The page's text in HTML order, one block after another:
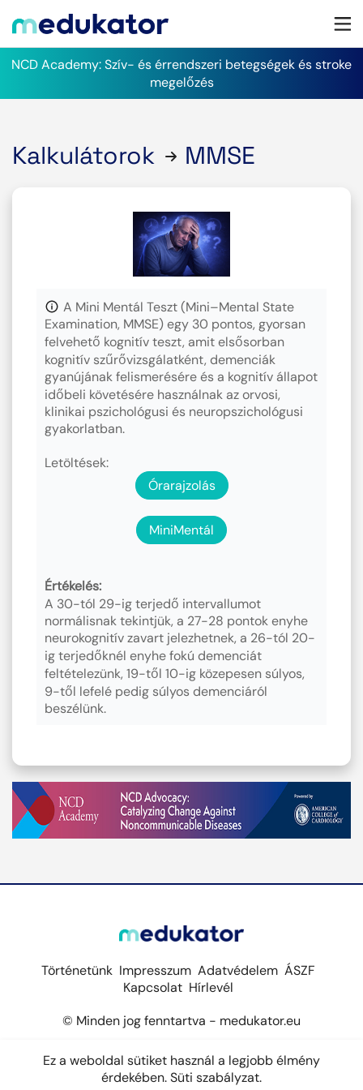
NCD Academy: Szív- és érrendszeri betegségek és stroke
megelőzés
Kalkulátorok MMSE
A Mini Mentál Teszt (Mini–Mental State
Examination, MMSE) egy 30 pontos, gyorsan
felvehető kognitív teszt, amit elsősorban
kognitív szűrővizsgálatként, demenciák
gyanújának felismerésére és a kognitív állapot
időbeli követésére használnak az orvosi,
klinikai pszichológusi és neuropszichológusi
gyakorlatban.
Letöltések:
Órarajzolás
MiniMentál
Értékelés:
A 30-tól 29-ig terjedő intervallumot
normálisnak tekintjük, a 27-28 pontok enyhe
neurokognitív zavart jelezhetnek, a 26-tól 20-
ig terjedőknél enyhe fokú demenciát
feltételezünk, 19-től 10-ig közepesen súlyos,
9-től lefelé pedig súlyos demenciáról
beszélünk.
Történetünk Impresszum Adatvédelem ÁSZF
Kapcsolat Hírlevél
© Minden jog fenntartva - medukator.eu
Ez a weboldal sütiket használ a legjobb élmény
érdekében.Süti szabályzat.